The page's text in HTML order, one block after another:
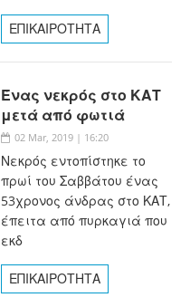
ΕΠΙΚΑΙΡΟΤΗΤΑ
Ένας νεκρός στο ΚΑΤ
μετά από φωτιά
02 Mar, 2019 | 16:20
Νεκρός εντοπίστηκε το
πρωί του Σαββάτου ένας
53χρονος άνδρας στο ΚΑΤ,
έπειτα από πυρκαγιά που
εκδ
ΕΠΙΚΑΙΡΟΤΗΤΑ